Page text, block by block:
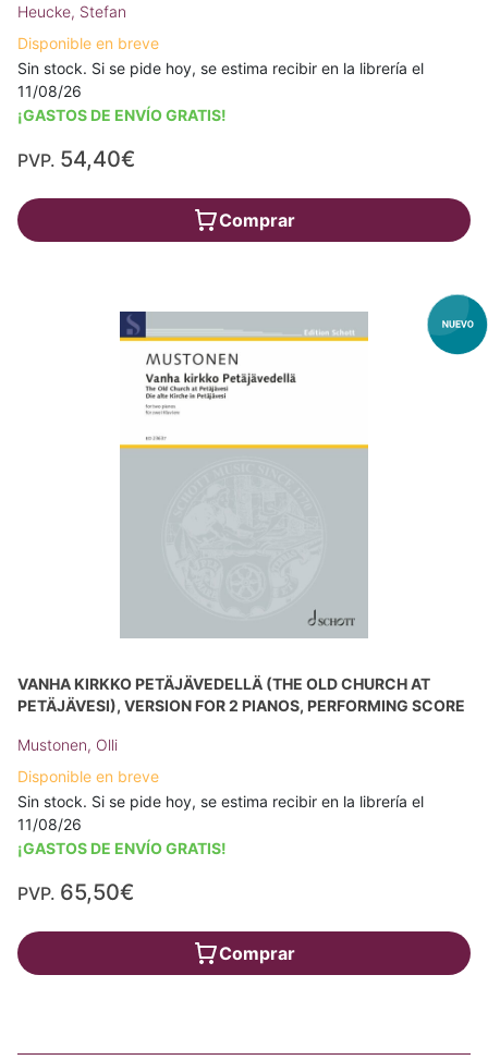
Heucke, Stefan
Disponible en breve
Sin stock. Si se pide hoy, se estima recibir en la librería el
11/08/26
¡GASTOS DE ENVÍO GRATIS!
PVP. 54,40€
Comprar
VANHA KIRKKO PETÄJÄVEDELLÄ (THE OLD CHURCH AT
PETÄJÄVESI), VERSION FOR 2 PIANOS, PERFORMING SCORE
Mustonen, Olli
Disponible en breve
Sin stock. Si se pide hoy, se estima recibir en la librería el
11/08/26
¡GASTOS DE ENVÍO GRATIS!
PVP. 65,50€
Comprar